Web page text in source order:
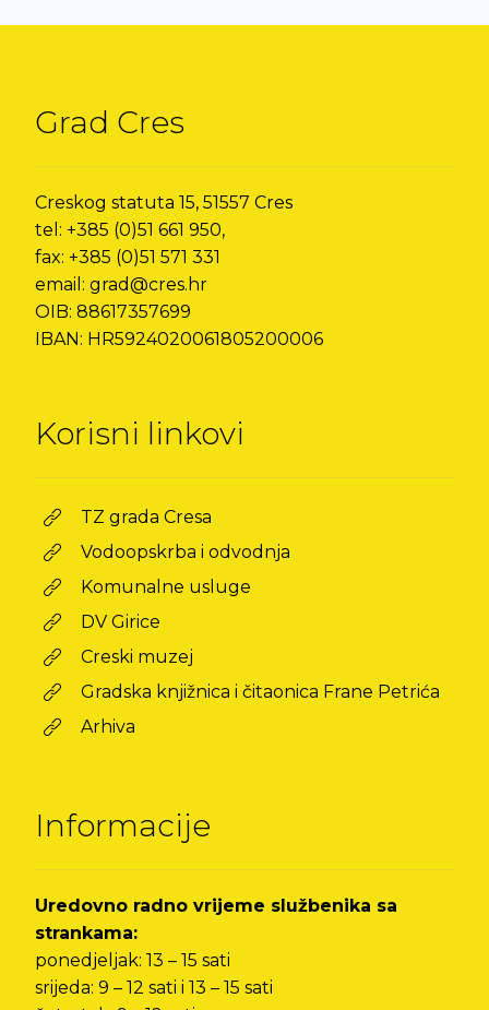
Grad Cres
Creskog statuta 15, 51557 Cres
tel: +385 (0)51 661 950,
fax: +385 (0)51 571 331
email: grad@cres.hr
OIB: 88617357699
IBAN: HR5924020061805200006
Korisni linkovi
TZ grada Cresa
Vodoopskrba i odvodnja
Komunalne usluge
DV Girice
Creski muzej
Gradska knjižnica i čitaonica Frane Petrića
Arhiva
Informacije
Uredovno radno vrijeme službenika sa
strankama:
ponedjeljak: 13 – 15 sati
srijeda: 9 – 12 sati i 13 – 15 sati